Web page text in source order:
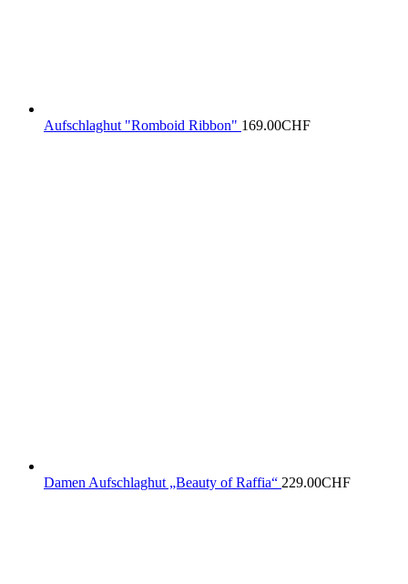
Aufschlaghut "Romboid Ribbon" 169.00CHF
Damen Aufschlaghut „Beauty of Raffia“ 229.00CHF